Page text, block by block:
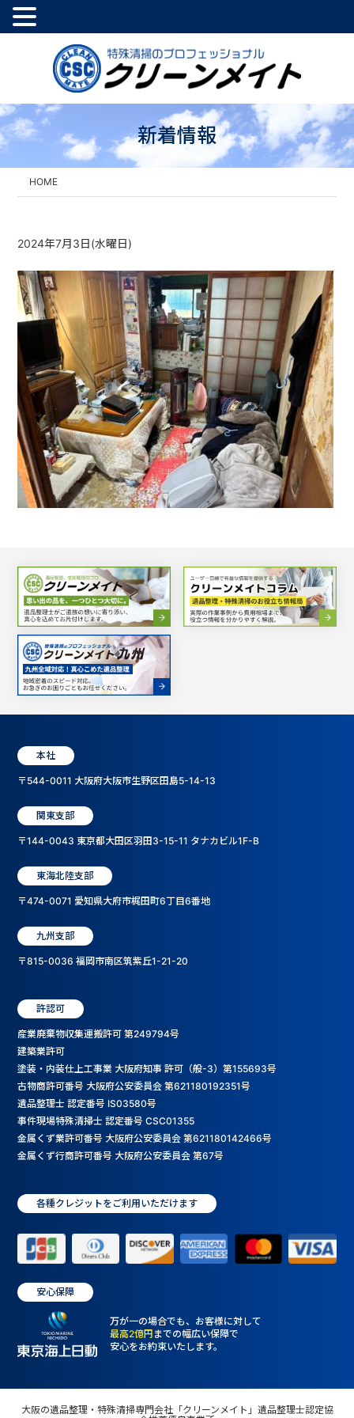
新着情報
HOME
2024年7月3日(水曜日)
本社
〒544-0011 大阪府大阪市生野区田島5-14-13
関東支部
〒144-0043 東京都大田区羽田3-15-11 タナカビル1F-B
東海北陸支部
〒474-0071 愛知県大府市梶田町6丁目6番地
九州支部
〒815-0036 福岡市南区筑紫丘1-21-20
許認可
産業廃棄物収集運搬許可 第249794号
建築業許可
塗装・内装仕上工事業 大阪府知事 許可（般-3）第155693号
古物商許可番号 大阪府公安委員会 第621180192351号
遺品整理士 認定番号 IS03580号
事件現場特殊清掃士 認定番号 CSC01355
金属くず業許可番号 大阪府公安委員会 第621180142466号
金属くず行商許可番号 大阪府公安委員会 第67号
各種クレジットをご利用いただけます
安心保障
万が一の場合でも、お客様に対して
最高2億円 までの幅広い保障で
安心をお約束いたします。
大阪の遺品整理・特殊清掃専門会社「クリーンメイト」遺品整理士認定協